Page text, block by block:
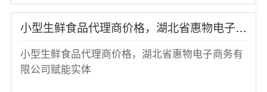
小型生鲜食品代理商价格，湖北省惠物电子商务有限公司赋能实体
小型生鲜食品代理商价格，湖北省惠物电子商务有
限公司赋能实体